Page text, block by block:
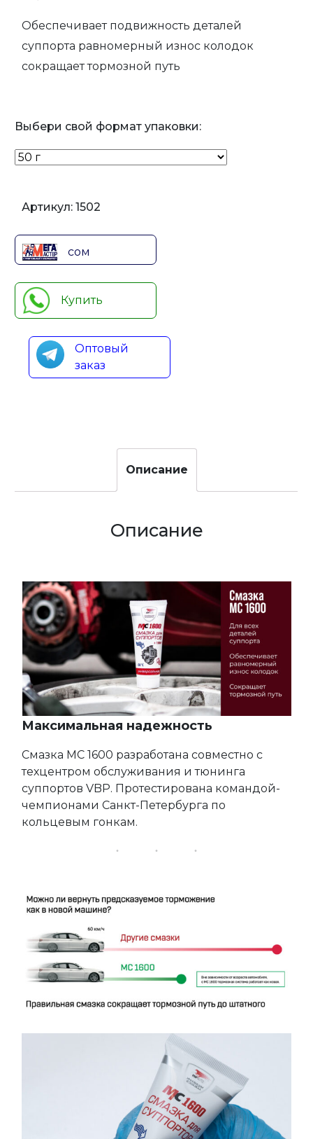
Обеспечивает подвижность деталей
суппорта равномерный износ колодок
сокращает тормозной путь
Выбери свой формат упаковки:
Артикул:1502
сом
Купить
Оптовый
заказ
Описание
Описание
Максимальная надежность
Смазка МС 1600 разработана совместно с
техцентром обслуживания и тюнинга
суппортов VBP. Протестирована командой-
чемпионами Санкт-Петербурга по
кольцевым гонкам.